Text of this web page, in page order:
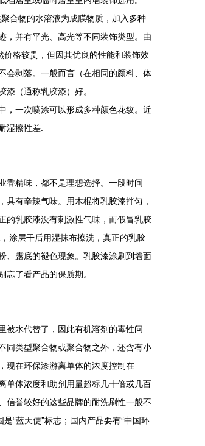
合物的水溶液为成膜物质，加入多种
，并有平光、高光等不同装饰类型。由
格较贵，但因其优良的性能和装饰效
会剥落。一般而言（在相同的颜料、体
（通称乳胶漆）好。
一次喷涂可以形成多种颜色花纹。近
湿擦性差.
精味，都不是理想选择。一段时间
有辛辣气味。用木棍将乳胶漆拌匀，
的乳胶漆没有刺激性气味，而假冒乳胶
涂层干后用湿抹布擦洗，真正的乳胶
、露底的褪色现象。乳胶漆涂刷到墙面
了看产品的保质期。
水代替了，因此有机溶剂的毒性问
同类型聚合物或聚合物之外，还含有小
现在环保漆游离单体的浓度控制在
单体浓度和助剂用量超标几十倍或几百
信誉较好的这些品牌的耐洗刷性一般不
“蓝天使”标志；国内产品要有“中国环